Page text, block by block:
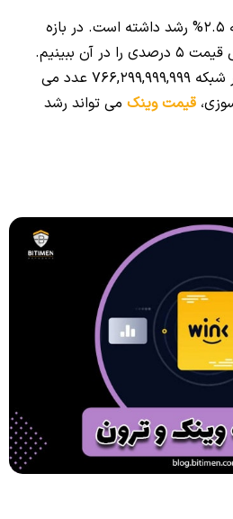
این قیمت در بازه 24 ساعته 2.5% رشد داشته است. در بازه
هفتگی هم می توانیم کاهش قیمت 5 درصدی را در آن ببینیم.
میزان کل توکن های WIN در شبکه 766,299,999,999 عدد می
قیمت وینک می تواند رشد